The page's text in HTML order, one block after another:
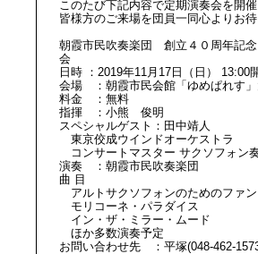
このたび下記内容で定期演奏会を開催
皆様方のご来場を団員一同心よりお待
朝霞市民吹奏楽団 創立４０周年記
会
日時 ：2019年11月17日（日） 13:00
会場 ：朝霞市民会館「ゆめぱれす
料金 ：無料
指揮 ：小熊 俊明
スペシャルゲスト：田中靖人
東京佼成ウインドオーケストラ
コンサートマスター サクソフォン
演奏 ：朝霞市民吹奏楽団
曲 目
アルトサクソフォンのためのファ
モリコーネ・パラダイス
イン・ザ・ミラー・ムード
ほか多数演奏予定
お問い合わせ先 ：平塚(048-462-